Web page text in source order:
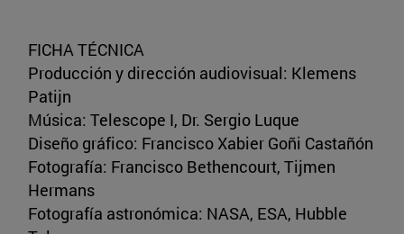
FICHA TÉCNICA
Producción y dirección audiovisual: Klemens
Patijn
Música: Telescope I, Dr. Sergio Luque
Diseño gráfico: Francisco Xabier Goñi Castañón
Fotografía: Francisco Bethencourt, Tijmen
Hermans
Fotografía astronómica: NASA, ESA, Hubble